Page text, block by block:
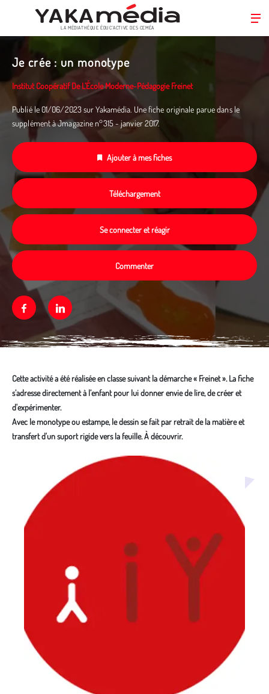
principal
LA MÉDIATHÈQUE ÉDUC’ACTIVE DES CEMÉA
Je crée : un monotype
Institut Coopératif De L’École Moderne-Pédagogie Freinet
Publié le 01/06/2023 sur Yakamédia. Une fiche originale parue dans le
supplément à Jmagazine n°315 - janvier 2017.
Ajouter à mes fiches
Téléchargement
Se connecter et réagir
Commenter
FacebookLinkedin
Cette activité a été réalisée en classe suivant la démarche « Freinet ». La fiche
s’adresse directement à l’enfant pour lui donner envie de lire, de créer et
d'expérimenter.
Avec le monotype ou estampe, le dessin se fait par retrait de la matière et
transfert d'un suport rigide vers la feuille. À découvrir.